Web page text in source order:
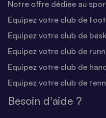
Notre offre dédiée au
Equipez votre club de
Equipez votre club de
Equipez votre club de
Equipez votre club de
Equipez votre club de
Besoin d'aide ?